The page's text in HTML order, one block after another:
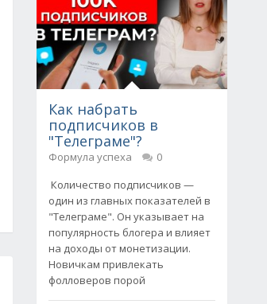
Как набрать
подписчиков в
"Телеграме"?
Формула успеха
0
Количество подписчиков —
один из главных показателей в
"Телеграме". Он указывает на
популярность блогера и влияет
на доходы от монетизации.
Новичкам привлекать
фолловеров порой